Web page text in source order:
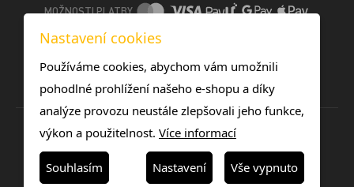
MOŽNOSTI PLATBY
DOPRAVNÍ METODY
Nastavení cookies
Používáme cookies, abychom vám umožnili
pohodlné prohlížení našeho e-shopu a díky
analýze provozu neustále zlepšovali jeho funkce,
výkon a použitelnost. Více informací
Souhlasím Nastavení Vše vypnuto